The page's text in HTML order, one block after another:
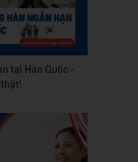
tại Hàn Quốc -
thật!